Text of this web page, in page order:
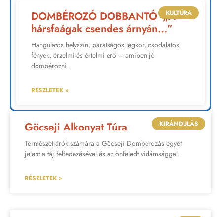
KULTÚRA
DOMBÉROZÓ DOBBANTÓ -„A
hársfaágak csendes árnyán…”
Hangulatos helyszín, barátságos légkör, csodálatos
fények, érzelmi és értelmi erő – amiben jó
dombérozni.
RÉSZLETEK »
KIRÁNDULÁS
Göcseji Alkonyat Túra
Természetjárók számára a Göcseji Dombérozás egyet
jelent a táj felfedezésével és az önfeledt vidámsággal.
RÉSZLETEK »